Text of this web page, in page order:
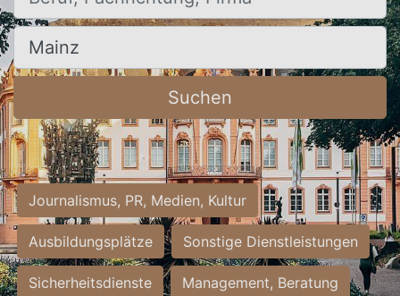
Ort, Stadt
Suchen
Journalismus, PR, Medien, Kultur
Ausbildungsplätze Sonstige Dienstleistungen
Sicherheitsdienste Management, Beratung